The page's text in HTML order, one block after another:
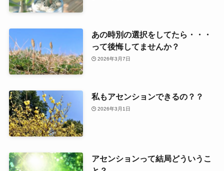
あの時別の選択をしてたら・・・
って後悔してませんか？
2026年3月7日
私もアセンションできるの？？
2026年3月1日
アセンションって結局どういうこ